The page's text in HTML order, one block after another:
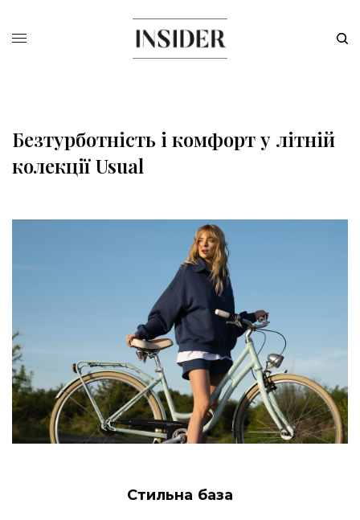
Безтурботність і комфорт у літній
колекції Usual
Стильна база